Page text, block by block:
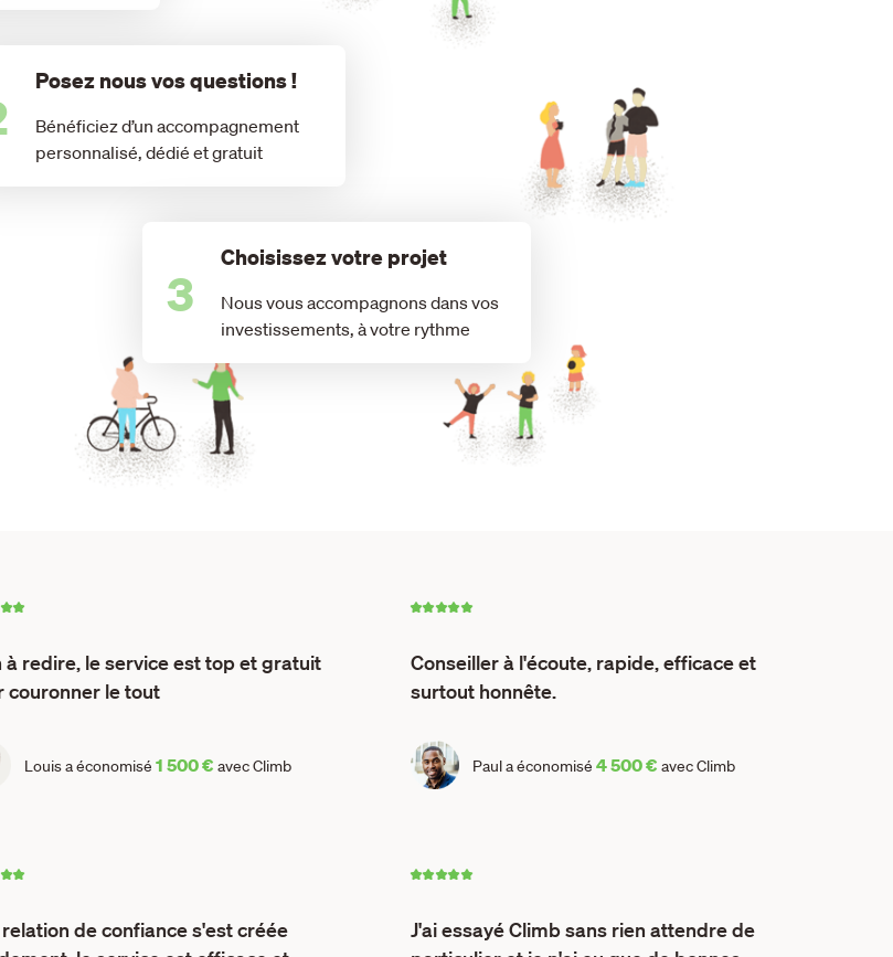
Posez nous vos questions !
Bénéficiez d’un accompagnement
personnalisé, dédié et gratuit
3
Choisissez votre projet
Nous vous accompagnons dans vos
investissements, à votre rythme
à redire, le service est top et gratuit
couronner le tout
Louis a économisé 1 500 € avec Climb
Conseiller à l'écoute, rapide, efficace et
surtout honnête.
Paul a économisé 4 500 € avec Climb
relation de confiance s'est créée
J'ai essayé Climb sans rien attendre de